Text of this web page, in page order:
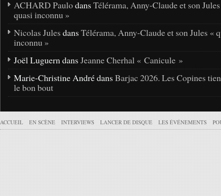
ACHARD Paulodans Télérama, Anny-Claude et son
quasi inconnu »
Nicolas Jules dans Télérama, Anny-Claude et son Jules «
inconnu »
Joël Luguern dans Jeanne Cherhal « Canicule »
Marie-Christine André dans Barjac 2026. Les Copines
le bon bout
ACCUEIL EN SCÈNE INTERVIEWS LANCER DE DISQUE LES ÉVÉNEMENTS